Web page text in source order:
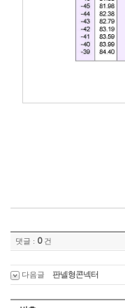
댓글 : 0건
다음글 판넬형콘넥터